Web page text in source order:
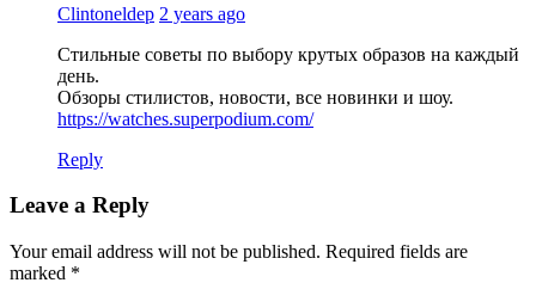
Clintoneldep 2 years ago
Стильные советы по выбору крутых образов на каждый
день.
Обзоры стилистов, новости, все новинки и шоу.
https://watches.superpodium.com/
Reply
Leave a Reply
Your email address will not be published. Required fields are
marked *